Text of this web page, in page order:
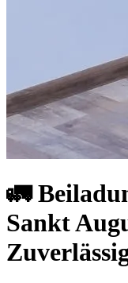
🚛
Sankt